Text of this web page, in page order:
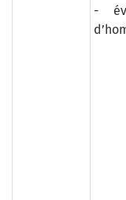
-